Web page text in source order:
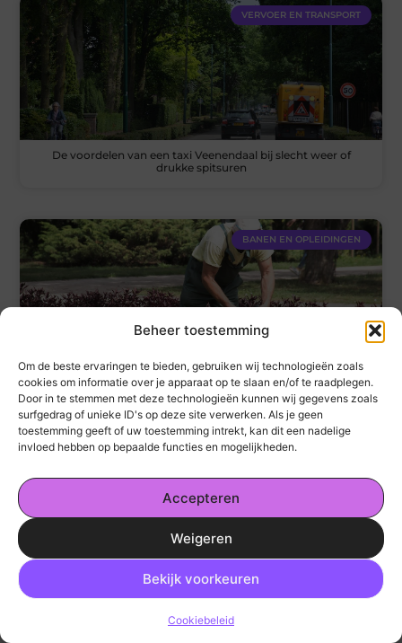
Beheer toestemming
Om de beste ervaringen te bieden, gebruiken wij technologieën zoals
cookies om informatie over je apparaat op te slaan en/of te raadplegen.
Door in te stemmen met deze technologieën kunnen wij gegevens zoals
surfgedrag of unieke ID's op deze site verwerken. Als je geen
toestemming geeft of uw toestemming intrekt, kan dit een nadelige
invloed hebben op bepaalde functies en mogelijkheden.
Accepteren
Weigeren
Bekijk voorkeuren
Cookiebeleid
Ga Naar
VERVOER EN TRANSPORT
De voordelen van een taxi Veenendaal bij slecht weer of
drukke spitsuren
BANEN EN OPLEIDINGEN
Creëer prachtige tuinen in Ermelo, ontdek de vacature
hovenier